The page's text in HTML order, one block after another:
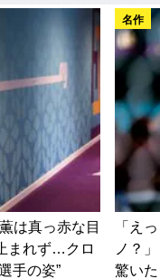
は真っ赤な目
まれず…クロ
手の姿”
名作
「え
ノ？
驚い